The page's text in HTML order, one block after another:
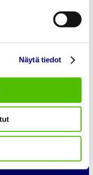
Näytä tiedot